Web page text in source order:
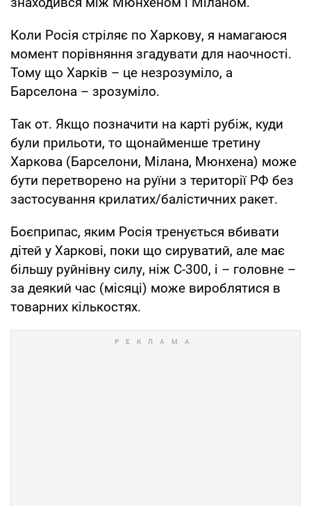
Коли Росія стріляє по Харкову, я намагаюся
момент порівняння згадувати для наочності.
Тому що Харків – це незрозуміло, а
Барселона – зрозуміло.
Так от. Якщо позначити на карті рубіж, куди
були прильоти, то щонайменше третину
Харкова (Барселони, Мілана, Мюнхена) може
бути перетворено на руїни з території РФ без
застосування крилатих/балістичних ракет.
Боєприпас, яким Росія тренується вбивати
дітей у Харкові, поки що сируватий, але має
більшу руйнівну силу, ніж С-300, і – головне –
за деякий час (місяці) може вироблятися в
товарних кількостях.